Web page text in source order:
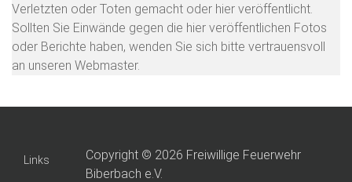
Verletzten oder Toten gemacht oder hier veröffentlicht.
Sollten Sie Einwände gegen die hier veröffentlichen Fotos
oder Berichte haben, wenden Sie sich bitte vertrauensvoll
an unseren Webmaster.
Links
Copyright © 2026 Freiwillige Feuerwehr
Biberbach e.V.